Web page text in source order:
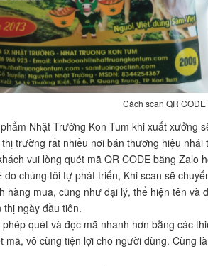
Cách scan QR
Nhật Trường Kon Tum khi xuất xưởng
trường rất nhiều nơi bán thương hiệu
vui lòng quét mã QR CODE bằng Zalo
do chúng tôi tự phát triển, Khi scan sẽ
hàng mua, cũng như đại lý, thể hiện tên
thị ngày đầu tiên.
quét và đọc mã nhanh hơn bằng các
mã, vô cùng tiện lợi cho người dùng. Cùng